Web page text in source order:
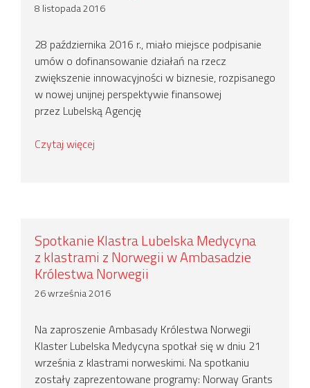
8 listopada 2016
28 października 2016 r., miało miejsce podpisanie
umów o dofinansowanie działań na rzecz
zwiększenie innowacyjności w biznesie, rozpisanego
w nowej unijnej perspektywie finansowej
przez Lubelską Agencję
Czytaj więcej
Spotkanie Klastra Lubelska Medycyna
z klastrami z Norwegii w Ambasadzie
Królestwa Norwegii
26 września 2016
Na zaproszenie Ambasady Królestwa Norwegii
Klaster Lubelska Medycyna spotkał się w dniu 21
września z klastrami norweskimi. Na spotkaniu
zostały zaprezentowane programy: Norway Grants